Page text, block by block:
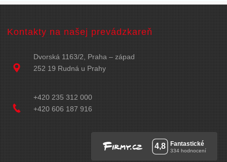
Kontakty na našej prevádzkareň
Dvorská 1163/2, Praha – západ
252 19 Rudná u Prahy
+420 235 312 000
+420 606 187 916